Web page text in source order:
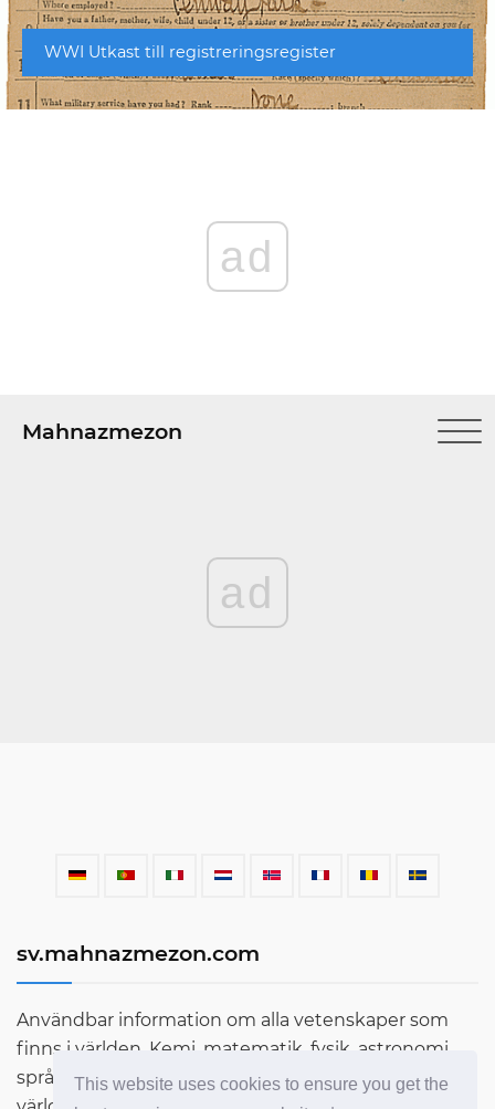
This website uses cookies to ensure you get the
WWI Utkast till registreringsregister
ad
Mahnazmezon
ad
sv.mahnazmezon.com
Användbar information om alla vetenskaper som
finns i världen. Kemi, matematik, fysik, astronomi,
språk, litteratur och mycket mer. Ta reda på mer om